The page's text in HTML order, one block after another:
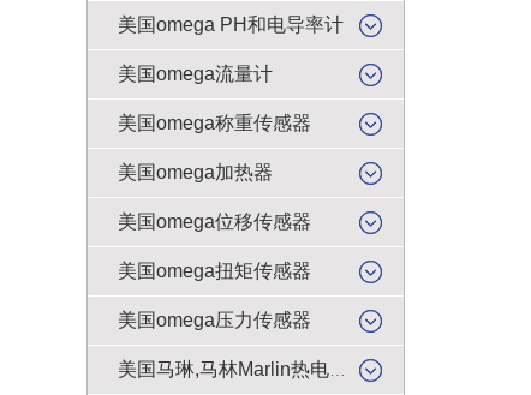
美国omega PH和电导率计
美国omega流量计
美国omega称重传感器
美国omega加热器
美国omega位移传感器
美国omega扭矩传感器
美国omega压力传感器